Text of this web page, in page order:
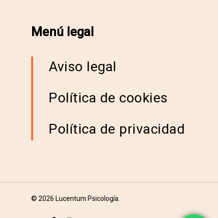
Menú legal
Aviso legal
Política de cookies
Política de privacidad
© 2026 Lucentum Psicología.